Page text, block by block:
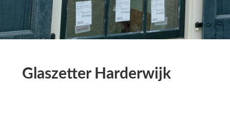
Glaszetter Harderwijk